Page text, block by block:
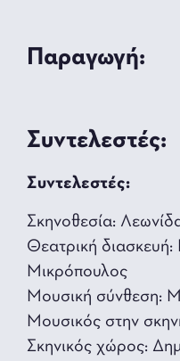
Παραγωγή:
Συντελεστές:
Συντελεστές:
Σκηνοθεσία:
Θεατρική διασκευή:
Μικρόπουλος
Μουσική σύνθεση:
Μουσικός στην
Σκηνικός χώρος: